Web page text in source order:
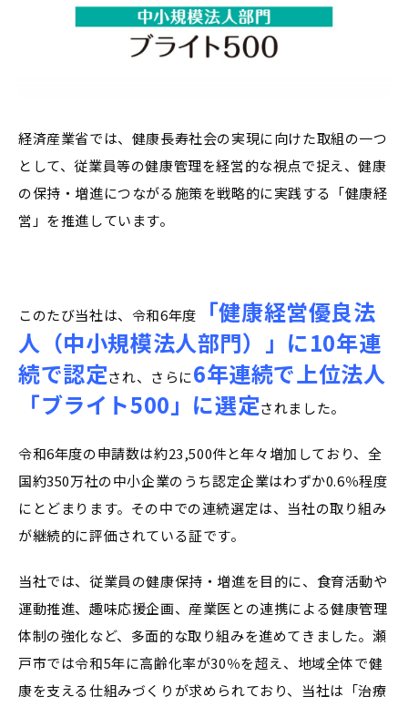
経済産業省では、健康長寿社会の実現に向けた取組の一つ
として、従業員等の健康管理を経営的な視点で捉え、健康
の保持・増進につながる施策を戦略的に実践する「健康経
営」を推進しています。
このたび当社は、令和6年度
「健康経営優良法
人（中小規模法人部門）」に10年連
続で認定され、さらに6年連続で上位法人
「ブライト500」に選定されました。
令和6年度の申請数は約23,500件と年々増加しており、全
国約350万社の中小企業のうち認定企業はわずか0.6％程度
にとどまります。その中での連続選定は、当社の取り組み
が継続的に評価されている証です。
当社では、従業員の健康保持・増進を目的に、食育活動や
運動推進、趣味応援企画、産業医との連携による健康管理
体制の強化など、多面的な取り組みを進めてきました。瀬
戸市では令和5年に高齢化率が30％を超え、地域全体で健
康を支える仕組みづくりが求められており、当社は「治療